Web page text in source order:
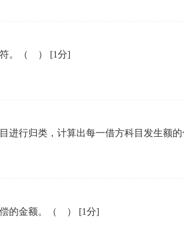
符。（ ） [1分]
进行归类，计算出每一借方科目发生额
的金额。（ ） [1分]